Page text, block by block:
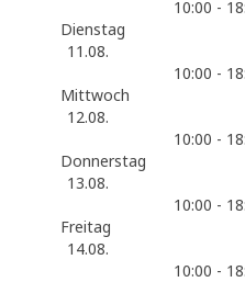
10:00 -
Dienstag
11.08.
10:00 -
Mittwoch
12.08.
10:00 -
Donnerstag
13.08.
10:00 -
Freitag
14.08.
10:00 -